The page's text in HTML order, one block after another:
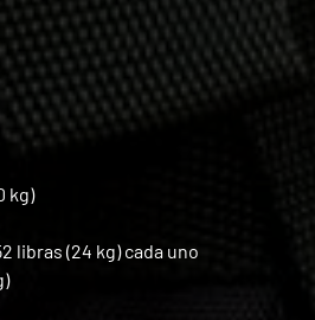
kg)
libras (24 kg) cada uno